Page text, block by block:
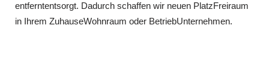
entferntentsorgt. Dadurch schaffen wir neuen PlatzFreiraum
in Ihrem ZuhauseWohnraum oder BetriebUnternehmen.